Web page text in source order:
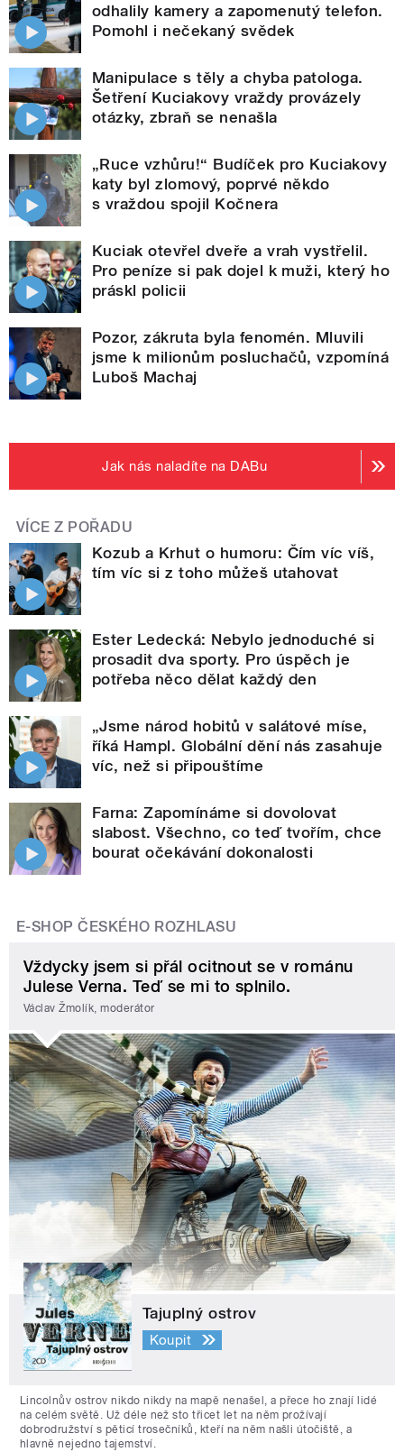
odhalily kamery a zapomenutý telefon.
Pomohl i nečekaný svědek
Manipulace s těly a chyba patologa.
Šetření Kuciakovy vraždy provázely
otázky, zbraň se nenašla
„Ruce vzhůru!“ Budíček pro Kuciakovy
katy byl zlomový, poprvé někdo
s vraždou spojil Kočnera
Kuciak otevřel dveře a vrah vystřelil.
Pro peníze si pak dojel k muži, který ho
práskl policii
Pozor, zákruta byla fenomén. Mluvili
jsme k milionům posluchačů, vzpomíná
Luboš Machaj
Jak nás naladíte na DABu
VÍCE Z POŘADU
Kozub a Krhut o humoru: Čím víc víš,
tím víc si z toho můžeš utahovat
Ester Ledecká: Nebylo jednoduché si
prosadit dva sporty. Pro úspěch je
potřeba něco dělat každý den
„Jsme národ hobitů v salátové míse,
říká Hampl. Globální dění nás zasahuje
víc, než si připouštíme
Farna: Zapomínáme si dovolovat
slabost. Všechno, co teď tvořím, chce
bourat očekávání dokonalosti
E-SHOP ČESKÉHO ROZHLASU
Vždycky jsem si přál ocitnout se v románu
Julese Verna. Teď se mi to splnilo.
Václav Žmolík, moderátor
Tajuplný ostrov
Koupit
Lincolnův ostrov nikdo nikdy na mapě nenašel, a přece ho znají lidé
na celém světě. Už déle než sto třicet let na něm prožívají
dobrodružství s pěticí trosečníků, kteří na něm našli útočiště, a
hlavně nejedno tajemství.